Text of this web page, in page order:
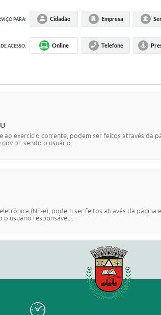
PARA: Cidadão Empresa
ACESSO: Online Telefone
ao exercício corrente, podem ser feitos através da
sendo o usuário...
(NF-e), podem ser feitos através da página
usuário responsável...